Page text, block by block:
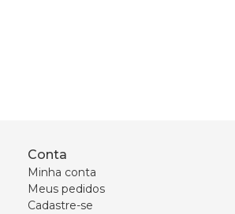
Conta
Minha conta
Meus pedidos
Cadastre-se